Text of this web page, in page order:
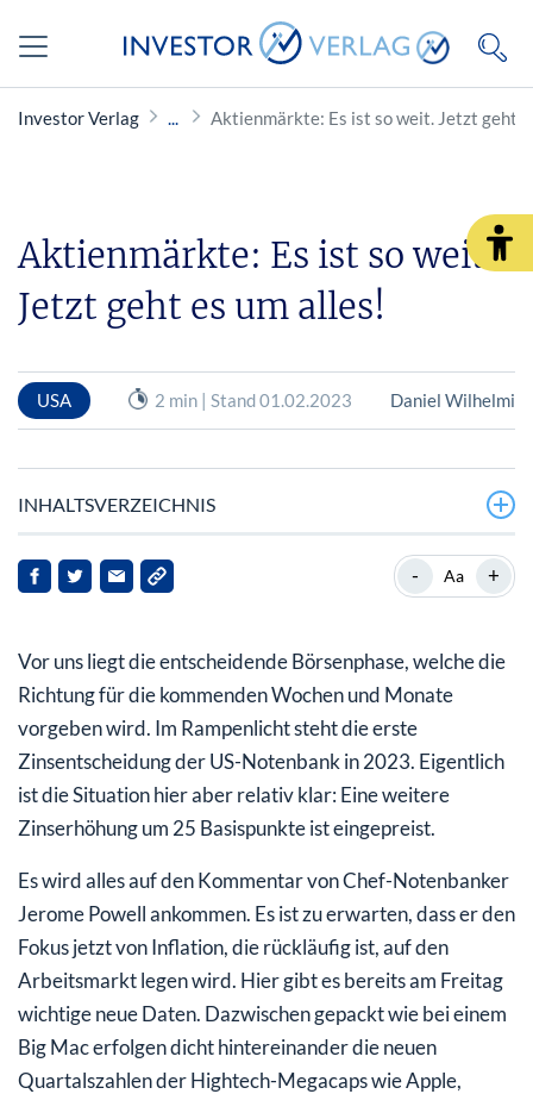
Investor Verlag Aktienmärkte: Es ist so weit. Jetzt
Aktienmärkte: Es ist so weit.
Jetzt geht es um alles!
USA 2 min | Stand 01.02.2023 Daniel Wilhelmi
INHALTSVERZEICHNIS
Aktienmärkte: Bullenfalle oder neue Rallye?
- Aa +
Vor uns liegt die entscheidende Börsenphase, welche die
Richtung für die kommenden Wochen und Monate
vorgeben wird. Im Rampenlicht steht die erste
Zinsentscheidung der US-Notenbank in 2023. Eigentlich
ist die Situation hier aber relativ klar: Eine weitere
Zinserhöhung um 25 Basispunkte ist eingepreist.
Es wird alles auf den Kommentar von Chef-Notenbanker
Jerome Powell ankommen. Es ist zu erwarten, dass er den
Fokus jetzt von Inflation, die rückläufig ist, auf den
Arbeitsmarkt legen wird. Hier gibt es bereits am Freitag
wichtige neue Daten. Dazwischen gepackt wie bei einem
Big Mac erfolgen dicht hintereinander die neuen
Quartalszahlen der Hightech-Megacaps wie Apple,